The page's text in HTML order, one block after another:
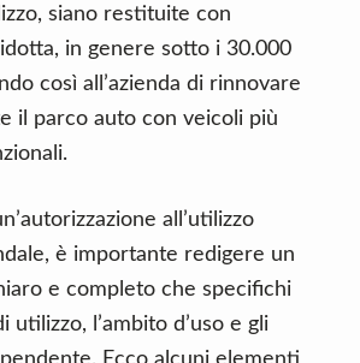
siano restituite con
in genere sotto i 30.000
così all’azienda di rinnovare
il parco auto con veicoli più
all’utilizzo
è importante redigere un
e completo che specifichi
utilizzo, l’ambito d’uso e gli